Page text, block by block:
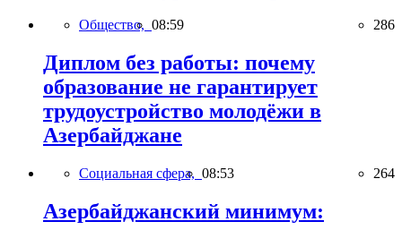
Общество, 08:59 286
Диплом без работы: почему
образование не гарантирует
трудоустройство молодёжи в
Азербайджане
Социальная сфера, 08:53 264
Азербайджанский минимум: